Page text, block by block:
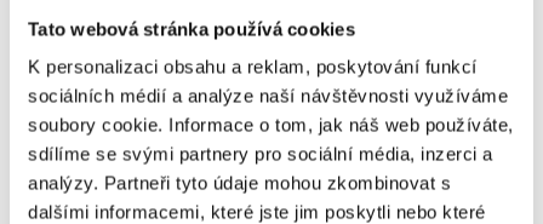
Tato webová stránka používá cookies
K personalizaci obsahu a reklam, poskytování funkcí
sociálních médií a analýze naší návštěvnosti využíváme
soubory cookie. Informace o tom, jak náš web používáte,
sdílíme se svými partnery pro sociální média, inzerci a
analýzy. Partneři tyto údaje mohou zkombinovat s
dalšími informacemi, které jste jim poskytli nebo které
ale také nájemníkům, kteří si život v pronajatém bytě